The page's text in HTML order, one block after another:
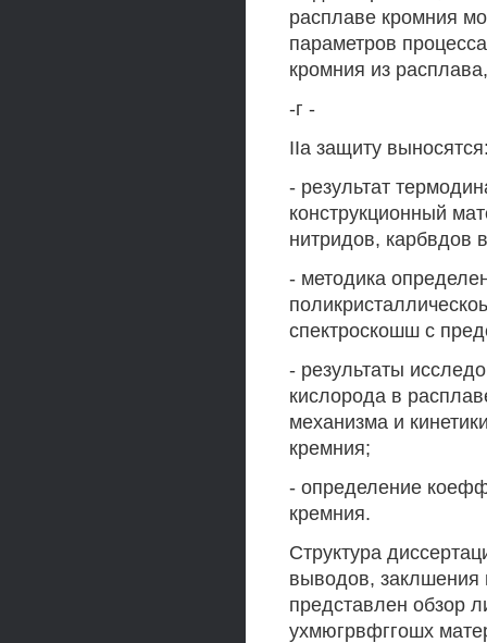
расплаве кромния
параметров
кромния из
-г -
IIa защиту
- результат
конструкционный
нитридов, карбвдов
- методика
спектроскошш с
- результаты
кислорода в
механизма и
кремния;
- определение
кремния.
Структура
выводов, заклшения
представлен обзор
ухмюгрвфггошх